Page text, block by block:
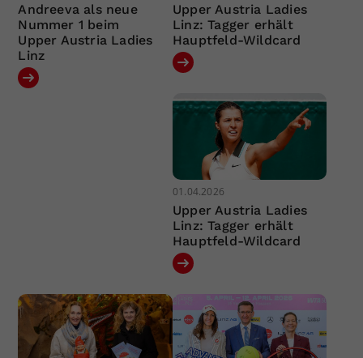
Andreeva als neue
Nummer 1 beim
Upper Austria Ladies
Linz
Upper Austria Ladies
Linz: Tagger erhält
Hauptfeld-Wildcard
01.04.2026
Upper Austria Ladies
Linz: Tagger erhält
Hauptfeld-Wildcard